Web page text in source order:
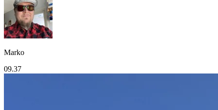
Marko
09.37